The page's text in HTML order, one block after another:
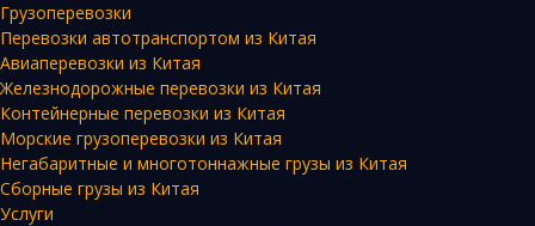
Грузоперевозки
Перевозки автотранспортом из Китая
Авиаперевозки из Китая
Железнодорожные перевозки из Китая
Контейнерные перевозки из Китая
Морские грузоперевозки из Китая
Негабаритные и многотоннажные грузы из Китая
Сборные грузы из Китая
Услуги